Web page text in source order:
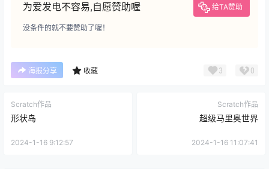
为爱发电不容易,自愿赞助喔 给TA赞助
没条件的就不要赞助了喔！
海报分享 收藏 3 0
Scratch作品
形状岛
2024-1-16 9:12:57
Scratch作品
超级马里奥世界
2024-1-16 11:07:41